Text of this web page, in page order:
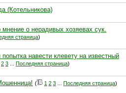
(Котельникова)
о нерадивых хозяевах сук.
страница)
навести клевету на известный
2 3 Последняя страница)
( 1 2 3 Последняя страница)